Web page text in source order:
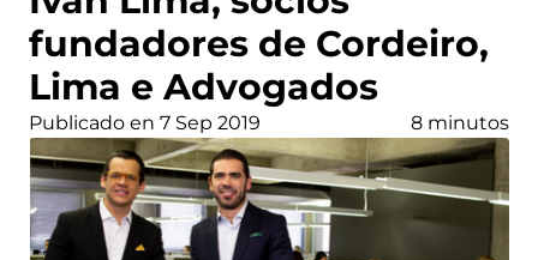
fundadores de Cordeiro,
Lima e Advogados
Publicado en 7 Sep 2019 8 minutos